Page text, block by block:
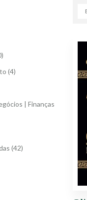
(4)
| Finanças
(42)